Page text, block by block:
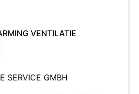
VENTILATIE
SERVICE GMBH